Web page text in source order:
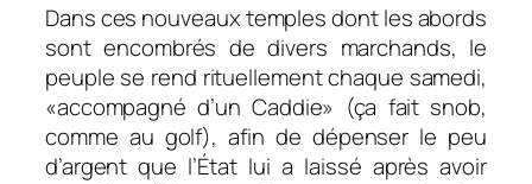
Dans ces nouveaux temples dont les abords
sont encombrés de divers marchands, le
peuple se rend rituellement chaque samedi,
«accompagné d’un Caddie» (ça fait snob,
comme au golf), afin de dépenser le peu
d’argent que l’État lui a laissé après avoir